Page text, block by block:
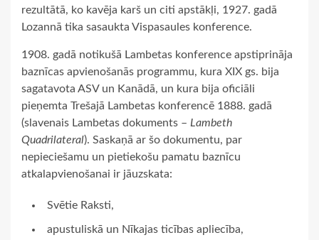
rezultātā, ko kavēja karš un citi apstākļi, 1927. gadā
Lozannā tika sasaukta Vispasaules konference.
1908. gadā notikušā Lambetas konference apstiprināja
baznīcas apvienošanās programmu, kura XIX gs. bija
sagatavota ASV un Kanādā, un kura bija oficiāli
pieņemta Trešajā Lambetas konferencē 1888. gadā
(slavenais Lambetas dokuments – Lambeth
Quadrilateral). Saskaņā ar šo dokumentu, par
nepieciešamu un pietiekošu pamatu baznīcu
atkalapvienošanai ir jāuzskata:
Svētie Raksti,
apustuliskā un Nīkajas ticības apliecība,